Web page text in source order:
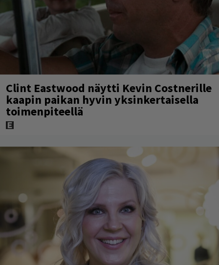
Clint Eastwood näytti Kevin Costnerille
kaapin paikan hyvin yksinkertaisella
toimenpiteellä